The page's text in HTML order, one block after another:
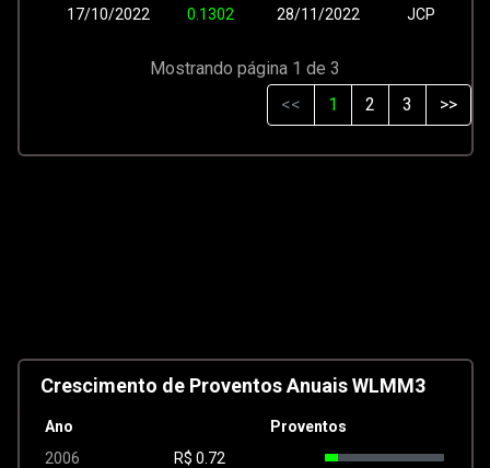
17/10/2022 0.1302 28/11/2022 JCP
Mostrando página 1 de 3
<<
1 2 3 >>
Crescimento de Proventos Anuais WLMM3
Ano
Proventos
2006
R$ 0.72